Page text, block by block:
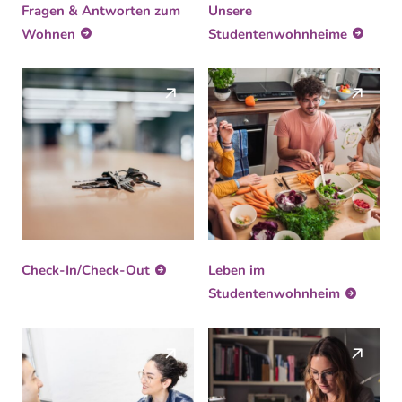
Fragen & Antworten zum
Wohnen
Unsere
Studentenwohnheime
Check-In/Check-Out
Leben im
Studentenwohnheim